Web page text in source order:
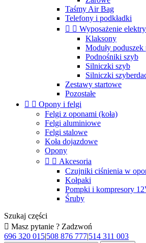
Taśmy Air Bag
Telefony i podkładki
  Wyposażenie
Klaksony
Moduły
Podnośniki szyb
Silniczki szyb
Silniczki
Zestawy startowe
Pozostałe
  Opony i felgi
Felgi z oponami (koła)
Felgi aluminiowe
Felgi stalowe
Koła dojazdowe
Opony
  Akcesoria
Czujniki ciśnienia w
Kołpaki
Pompki i kompresory
Śruby
Szukaj części
 Masz pytanie ? Zadzwoń
696 320 015|508 876 777|514 311 003